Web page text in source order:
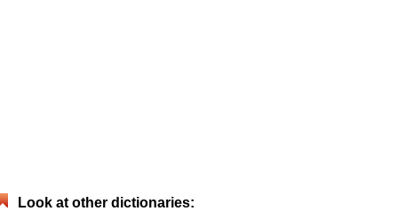
Look at other dictionaries: